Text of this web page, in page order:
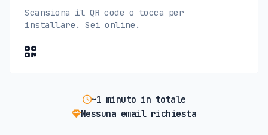
Scansiona il QR code o tocca per
installare. Sei online.
~1 minuto in totale
Nessuna email richiesta